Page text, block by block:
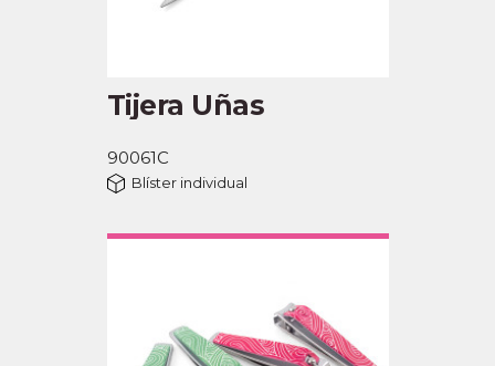
Tijera Uñas
90061C
Blíster individual